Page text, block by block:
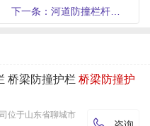
下一条：河道防撞栏杆…
桥梁防撞护栏 桥梁防撞护

位于山东省聊城市